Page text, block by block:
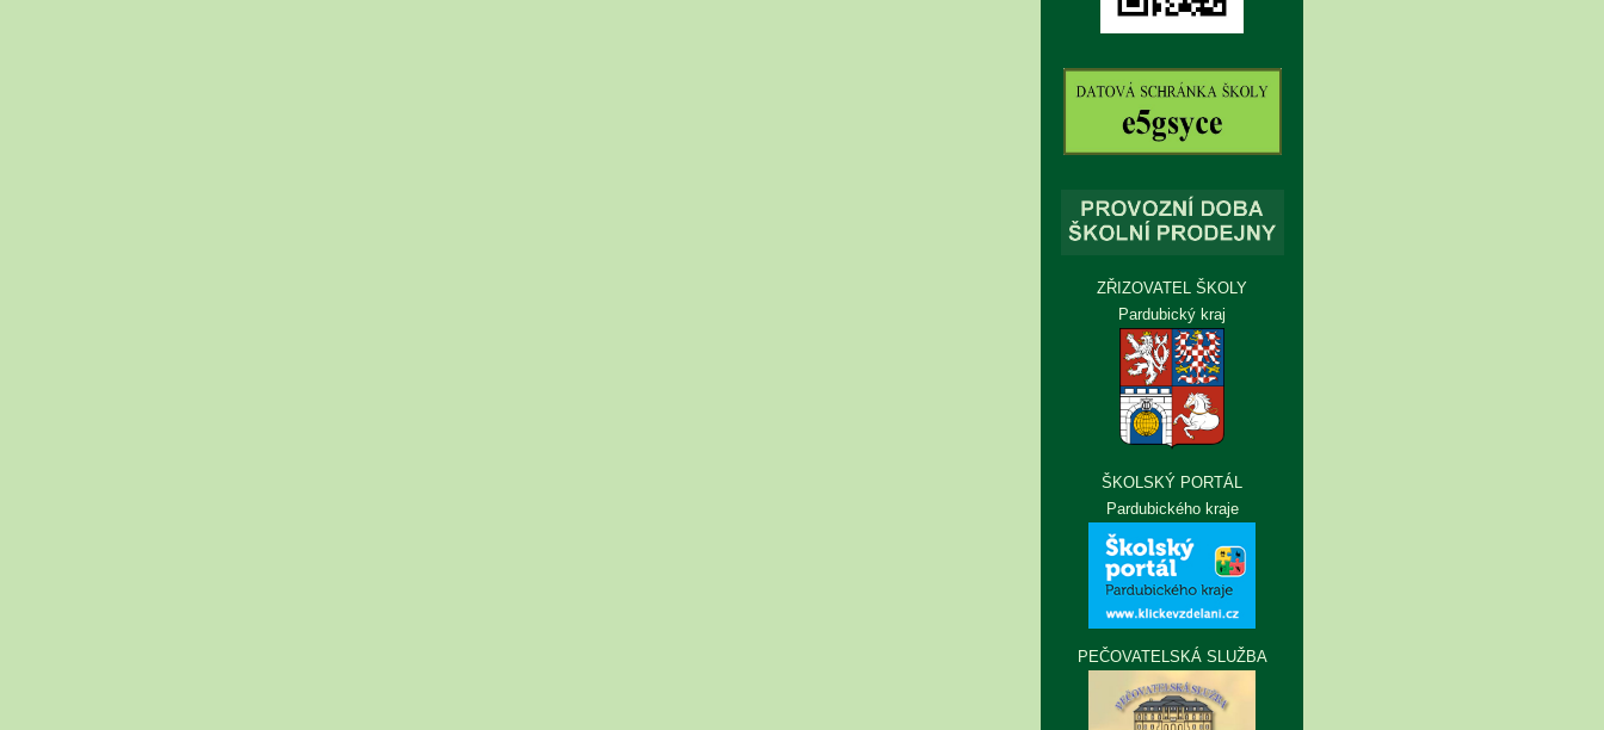
ZŘIZOVATEL ŠKOLY
Pardubický kraj
ŠKOLSKÝ PORTÁL
Pardubického kraje
PEČOVATELSKÁ SLUŽBA